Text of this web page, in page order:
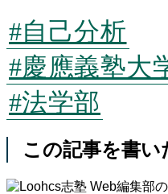
#自己分析
#慶應義塾大
#法学部
この記事を書い